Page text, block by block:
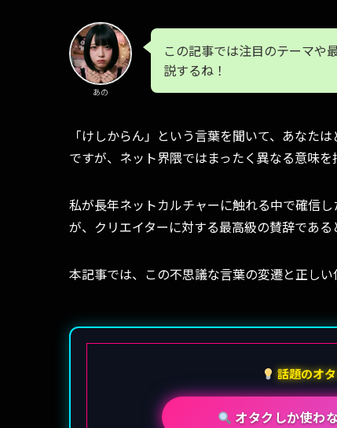
あの
この記事では注目のテーマや
説するね！
「けしからん」という言葉を聞いて、あなた
ですが、ネット界隈ではまったく異なる意味を
私が長年ネットカルチャーに触れる中で確信
が、クリエイターに対する最高級の賛辞である
本記事では、この不思議な言葉の変遷と正しい
話題のオ
オタクしか使わ